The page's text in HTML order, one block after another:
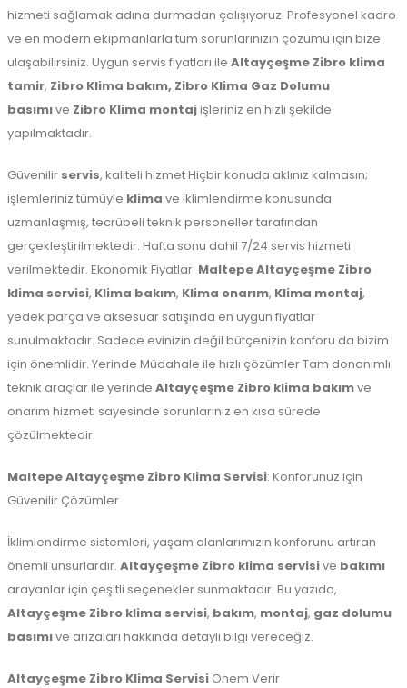
hizmeti sağlamak adına durmadan çalışıyoruz. Profesyonel kadro
ve en modern ekipmanlarla tüm sorunlarınızın çözümü için bize
ulaşabilirsiniz. Uygun servis fiyatları ile Altayçeşme Zibro klima
tamir, Zibro Klima bakım, Zibro Klima Gaz Dolumu
basımıve Zibro Klima montajişleriniz en hızlı şekilde
yapılmaktadır.
Güvenilir servis, kaliteli hizmet Hiçbir konuda aklınız kalmasın;
işlemleriniz tümüyle klima ve iklimlendirme konusunda
uzmanlaşmış, tecrübeli teknik personeller tarafından
gerçekleştirilmektedir. Hafta sonu dahil 7/24 servis hizmeti
verilmektedir. Ekonomik Fiyatlar MaltepeAltayçeşme Zibro
klima servisi, Klima bakım, Klima onarım, Klima montaj,
yedek parça ve aksesuar satışında en uygun fiyatlar
sunulmaktadır. Sadece evinizin değil bütçenizin konforu da bizim
için önemlidir. Yerinde Müdahale ile hızlı çözümler Tam donanımlı
teknik araçlar ile yerinde Altayçeşme Zibro klima bakımve
onarım hizmeti sayesinde sorunlarınız en kısa sürede
çözülmektedir.
MaltepeAltayçeşme Zibro Klima Servisi: Konforunuz için
Güvenilir Çözümler
İklimlendirme sistemleri, yaşam alanlarımızın konforunu artıran
önemli unsurlardır. Altayçeşme Zibro klima servisive bakımı
arayanlar için çeşitli seçenekler sunmaktadır. Bu yazıda,
Altayçeşme Zibro klima servisi, bakım, montaj, gaz dolumu
basımıve arızaları hakkında detaylı bilgi vereceğiz.
Altayçeşme Zibro Klima Servisi Önem Verir